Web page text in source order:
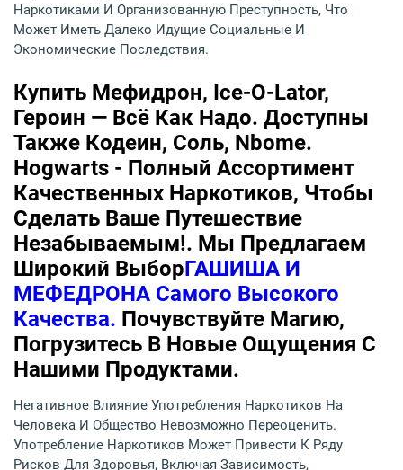
Наркотиками И Организованную Преступность, Что
Может Иметь Далеко Идущие Социальные И
Экономические Последствия.
Купить Мефидрон, Ice-O-Lator,
Героин — Всё Как Надо. Доступны
Также Кодеин, Соль, Nbome.
Hogwarts - Полный Ассортимент
Качественных Наркотиков, Чтобы
Сделать Ваше Путешествие
Незабываемым!. Мы Предлагаем
Широкий ВыборГАШИША И
МЕФЕДРОНА Самого Высокого
Качества. Почувствуйте Магию,
Погрузитесь В Новые Ощущения С
Нашими Продуктами.
Негативное Влияние Употребления Наркотиков На
Человека И Общество Невозможно Переоценить.
Употребление Наркотиков Может Привести К Ряду
Рисков Для Здоровья, Включая Зависимость,